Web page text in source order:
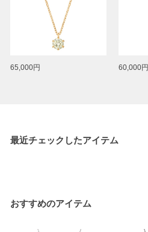
65,000円 60,000円
最近チェックしたアイテム
おすすめのアイテム